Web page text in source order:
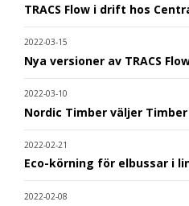
TRACS Flow i drift hos
2022-03-15
Nya versioner av TRACS
2022-03-10
Nordic Timber väljer Timber
2022-02-21
Eco-körning för elbussar i
2022-02-08